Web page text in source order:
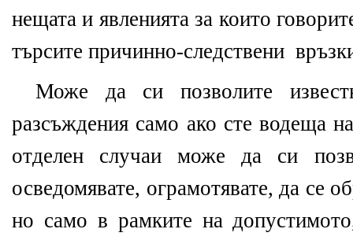
нещата и явленията за които
търсите причинно-следствени
Може да си позволите
разсъждения само ако сте водеща
отделен случаи може да си
осведомявате, ограмотявате, да се
но само в рамките на